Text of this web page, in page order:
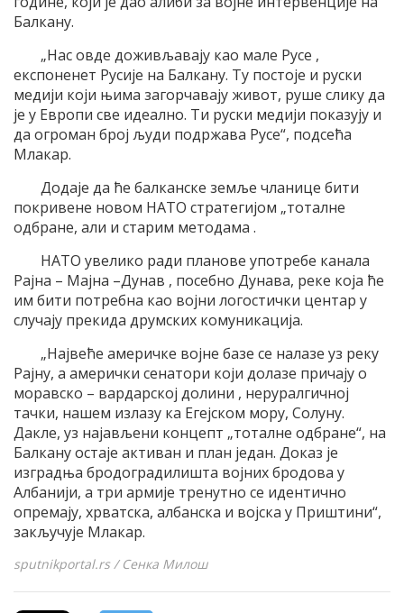
Балкану.
„Нас овде доживљавају као мале Русе ,
експоненет Русије на Балкану. Ту постоје и руски
медији који њима загорчавају живот, руше слику да
је у Европи све идеално. Ти руски медији показују и
да огроман број људи подржава Русе“, подсећа
Млакар.
Додаје да ће балканске земље чланице бити
покривене новом НАТО стратегијом „тоталне
одбране, али и старим методама .
НАТО увелико ради планове употребе канала
Рајна – Мајна –Дунав , посебно Дунава, реке која ће
им бити потребна као војни логостички центар у
случају прекида друмских комуникација.
„Највеће америчке војне базе се налазе уз реку
Рајну, а амерички сенатори који долазе причају о
моравско – вардарској долини , неруралгичној
тачки, нашем излазу ка Егејском мору, Солуну.
Дакле, уз најављени концепт „тоталне одбране“, на
Балкану остаје активан и план један. Доказ је
изградња бродоградилишта војних бродова у
Албанији, а три армије тренутно се идентично
опремају, хрватска, албанска и војска у Приштини“,
закључује Млакар.
sputnikportal.rs / Сенка Милош